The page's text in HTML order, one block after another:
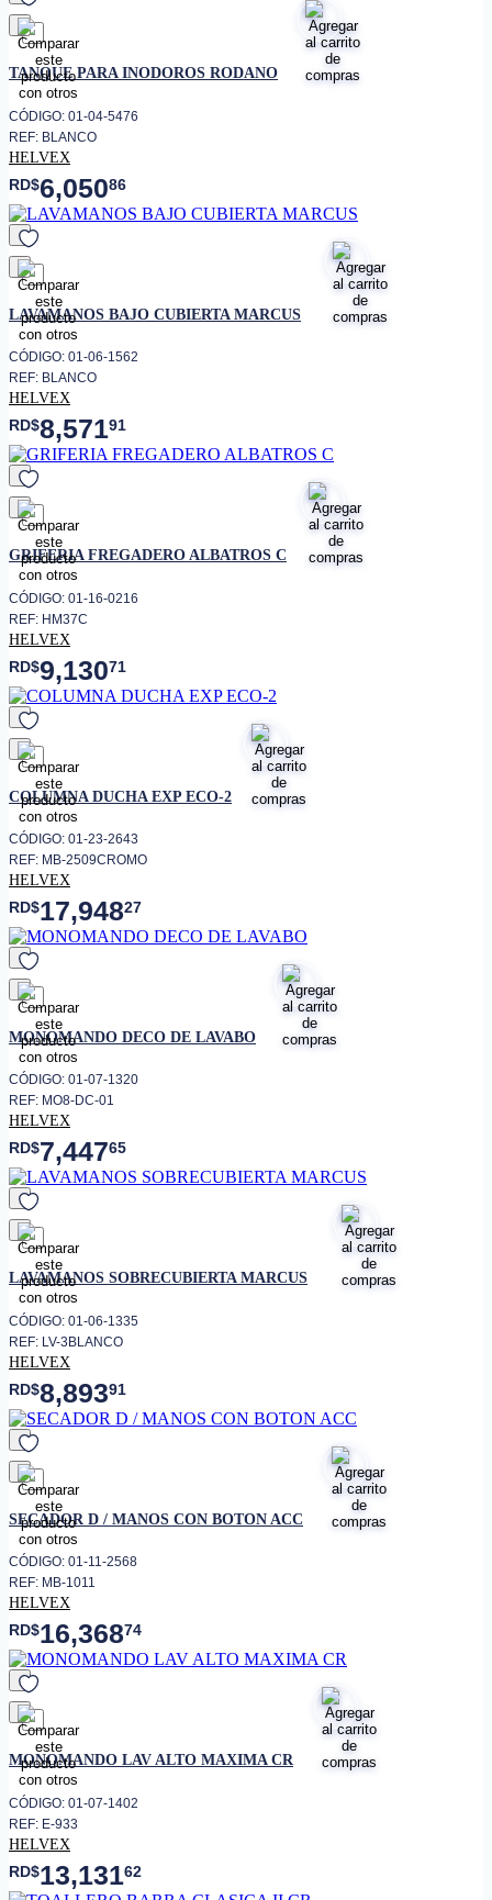
favorito
TANQUE PARA INODOROS RODANO
CÓDIGO: 01-04-5476
REF: BLANCO
HELVEX
RD$6,05086
favorito
LAVAMANOS BAJO CUBIERTA MARCUS
CÓDIGO: 01-06-1562
REF: BLANCO
HELVEX
RD$8,57191
favorito
GRIFERIA FREGADERO ALBATROS C
CÓDIGO: 01-16-0216
REF: HM37C
HELVEX
RD$9,13071
favorito
COLUMNA DUCHA EXP ECO-2
CÓDIGO: 01-23-2643
REF: MB-2509CROMO
HELVEX
RD$17,94827
favorito
MONOMANDO DECO DE LAVABO
CÓDIGO: 01-07-1320
REF: MO8-DC-01
HELVEX
RD$7,44765
favorito
LAVAMANOS SOBRECUBIERTA MARCUS
CÓDIGO: 01-06-1335
REF: LV-3BLANCO
HELVEX
RD$8,89391
favorito
SECADOR D / MANOS CON BOTON ACC
CÓDIGO: 01-11-2568
REF: MB-1011
HELVEX
RD$16,36874
favorito
MONOMANDO LAV ALTO MAXIMA CR
CÓDIGO: 01-07-1402
REF: E-933
HELVEX
RD$13,13162